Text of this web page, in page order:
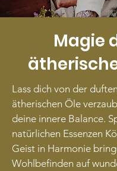
Magie
Lass dich von der
ätherischen Öle
deine innere Balance.
natürlichen Essenzen
Geist in Harmonie
Wohlbefinden auf